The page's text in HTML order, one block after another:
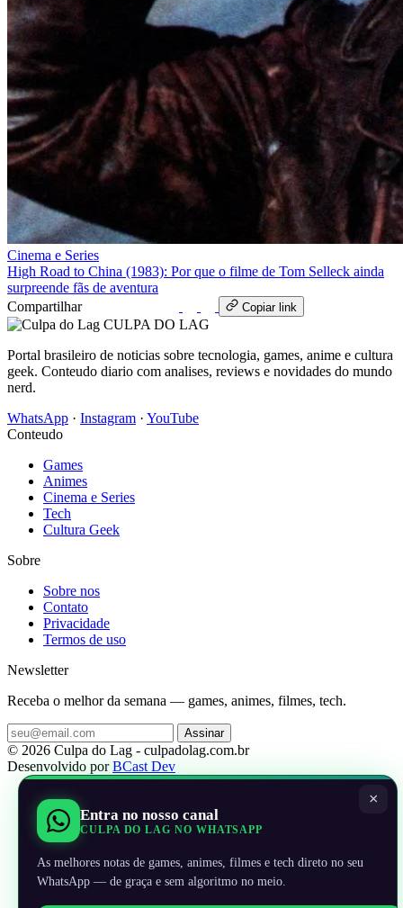
Cinema e Series
High Road to China (1983): Por que o filme de Tom Selleck ainda
surpreende fãs de aventura
Compartilhar
Copiar link
CULPA DO LAG
Portal brasileiro de noticias sobre tecnologia, games, anime e cultura
geek. Conteudo diario com analises, reviews e novidades do mundo
nerd.
WhatsApp · Instagram · YouTube
Conteudo
Games
Animes
Cinema e Series
Tech
Cultura Geek
Sobre
Sobre nos
Contato
Privacidade
Termos de uso
Newsletter
Receba o melhor da semana — games, animes, filmes, tech.
Assinar
© 2026 Culpa do Lag - culpadolag.com.br
Desenvolvido porBCast Dev
×
Entra no nosso canal
CULPA DO LAG NO WHATSAPP
As melhores notas de games, animes, filmes e tech direto no seu
WhatsApp — de graça e sem algoritmo no meio.